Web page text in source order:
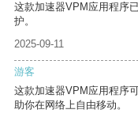
这款加速器VPM应用程序
护。
2025-09-11
游客
这款加速器VPM应用程序
助你在网络上自由移动。